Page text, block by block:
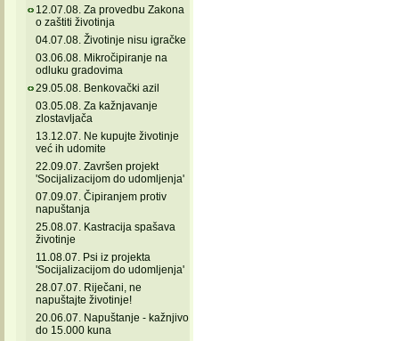
12.07.08. Za provedbu Zakona
o zaštiti životinja
04.07.08. Životinje nisu igračke
03.06.08. Mikročipiranje na
odluku gradovima
29.05.08. Benkovački azil
03.05.08. Za kažnjavanje
zlostavljača
13.12.07. Ne kupujte životinje
već ih udomite
22.09.07. Završen projekt
'Socijalizacijom do udomljenja'
07.09.07. Čipiranjem protiv
napuštanja
25.08.07. Kastracija spašava
životinje
11.08.07. Psi iz projekta
'Socijalizacijom do udomljenja'
28.07.07. Riječani, ne
napuštajte životinje!
20.06.07. Napuštanje - kažnjivo
do 15.000 kuna